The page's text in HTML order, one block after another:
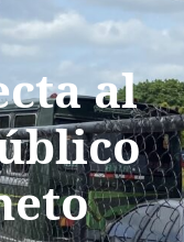
al